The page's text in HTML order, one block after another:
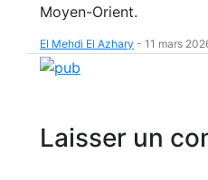
Moyen-Orient.
El Mehdi El Azhary - 11 mars
Laisser un